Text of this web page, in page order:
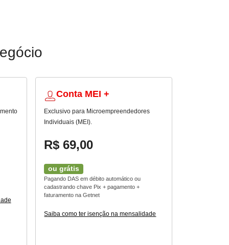
Conta MEI +
Exclusivo para Microempreendedores
Individuais (MEI).
R$ 69,00
ou grátis
Pagando DAS em débito automático ou
cadastrando chave Pix + pagamento +
faturamento na Getnet
Saiba como ter isenção na mensalidade